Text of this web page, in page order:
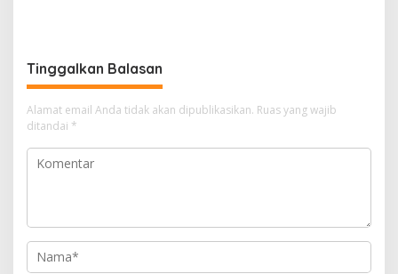
Tinggalkan Balasan
Alamat email Anda tidak akan dipublikasikan. Ruas yang wajib
ditandai *